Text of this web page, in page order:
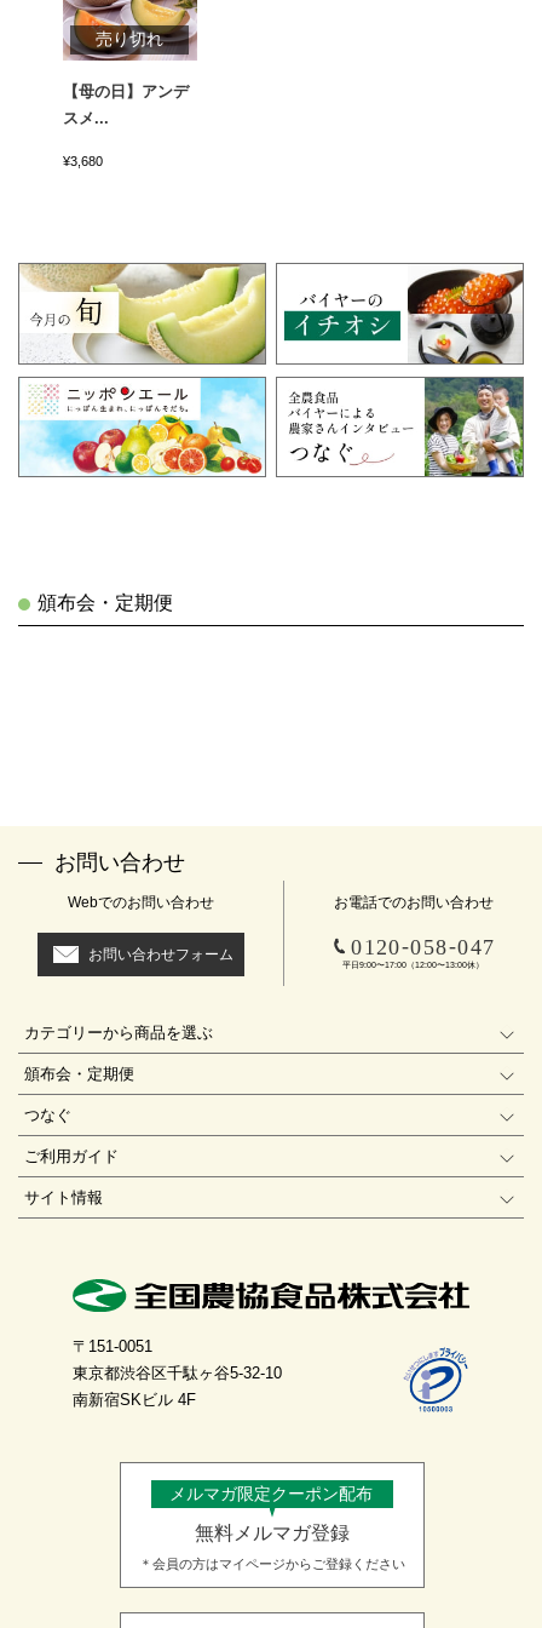
売り切れ
【母の日】アンデ
スメ...
¥3,680
頒布会・定期便
お問い合わせ
Webでのお問い合わせ
お問い合わせフォーム
お電話でのお問い合わせ
0120-058-047
平日9:00〜17:00（12:00〜13:00休）
カテゴリーから商品を選ぶ
頒布会・定期便
つなぐ
ご利用ガイド
サイト情報
〒151-0051
東京都渋谷区千駄ヶ谷5-32-10
南新宿SKビル 4F
メルマガ限定クーポン配布
無料メルマガ登録
＊会員の方はマイページからご登録ください